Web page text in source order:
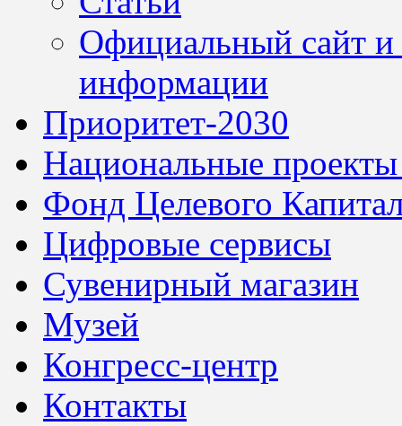
Официальный сайт
информации
Приоритет-2030
Национальные
Фонд Целевого
Цифровые сервисы
Сувенирный магазин
Музей
Конгресс-центр
Контакты